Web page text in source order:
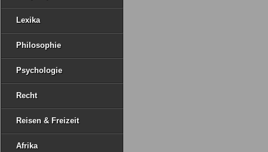
Lexika
Philosophie
Psychologie
Recht
Reisen & Freizeit
Afrika